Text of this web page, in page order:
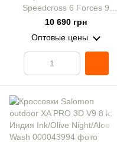
Speedcross 6 Forces 9
к:green/black
10 690 грн
Оптовые цены